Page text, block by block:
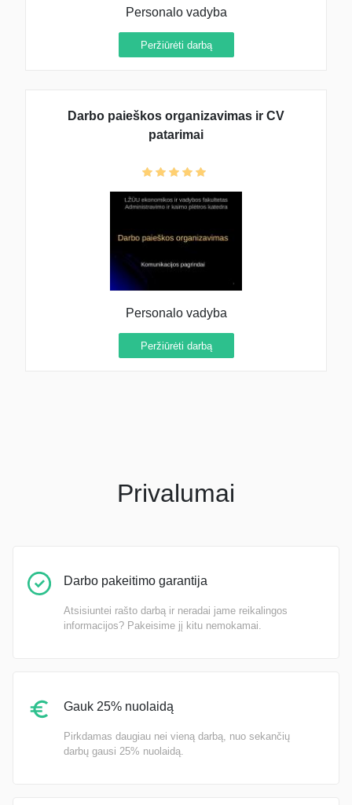
Personalo vadyba
Peržiūrėti darbą
Darbo paieškos organizavimas ir CV
patarimai
Personalo vadyba
Peržiūrėti darbą
Privalumai
Darbo pakeitimo garantija
Atsisiuntei rašto darbą ir neradai jame reikalingos
informacijos? Pakeisime jį kitu nemokamai.
Gauk 25% nuolaidą
Pirkdamas daugiau nei vieną darbą, nuo sekančių
darbų gausi 25% nuolaidą.